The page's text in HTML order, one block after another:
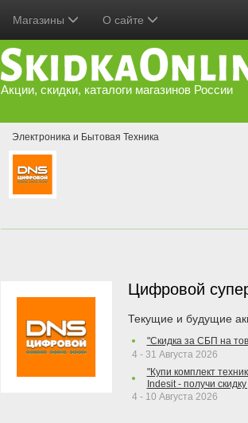
Магазины О сайте
Акции, скидки, каталоги магазинов России
Электроника и Бытовая Техника
Цифровой
Текущие и будущие
"Скидка за СБП на
4 - 31 Августа 2026
"Купи комплект
Indesit - получи
4 - 10 Августа 2026